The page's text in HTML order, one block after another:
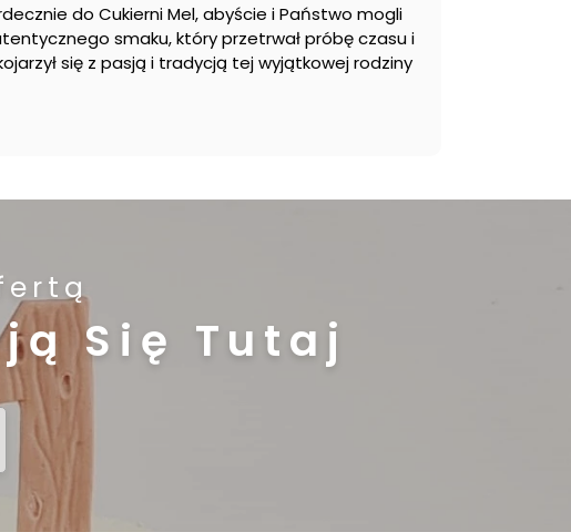
do Cukierni Mel, abyście i Państwo mogli
smaku, który przetrwał próbę czasu i
się z pasją i tradycją tej wyjątkowej rodziny
Się Tutaj